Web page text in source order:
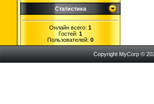
Статистика
Онлайн всего: 1
Гостей: 1
Пользователей: 0
Copyright MyCorp ©